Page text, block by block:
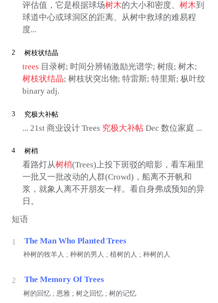
评估值，它是根据球场树木的大小和密度、 树木到
球道中心或球洞区的距离、从树中救球的难易程
度...
2 树枝状结晶
trees 目录树; 时间分辨铕激励光谱学; 树痕; 树木;
树枝状结晶; 树枝状突出物; 特雷斯; 特里斯; 枞叶纹
binary adj.
3 究极大补帖
... 21st 商业设计 Trees 究极大补帖Dec 数位家庭 ...
4 树梢
看路灯从树梢(Trees)上投下斑驳的暗影，看车厢里
一批又一批改动的人群(Crowd)，船离不开帆和
浆，就象人离不开朋友一样。看自身弗成预知的异
日。
短语
1 The Man Who Planted Trees
种树的牧羊人 ; 种树的男人 ; 植树的人 ; 种树的人
2 The Memory Of Trees
树的回忆 ; 恩雅 ; 树之回忆 ; 树的记忆